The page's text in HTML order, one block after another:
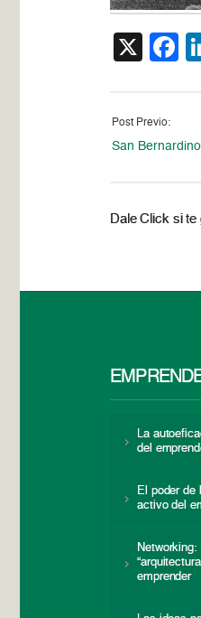
X
Post Previo:
San
Dale Click si te
La
del
El poder de
activo del
emprender